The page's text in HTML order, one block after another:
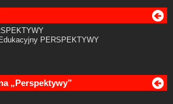
PERSPEKTYWY
„Perspektywy”